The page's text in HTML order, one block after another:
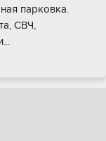
парковка.
СВЧ,